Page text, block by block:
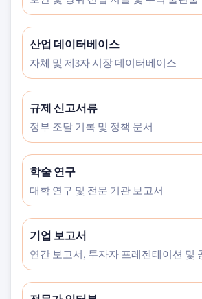
산업 데이터베이스
자체 및 제3자 시장 데이터베이스
규제 신고서류
정부 조달 기록 및 정책 문서
학술 연구
대학 연구 및 전문 기관 보고서
기업 보고서
연간 보고서, 투자자 프레젠테이션 및